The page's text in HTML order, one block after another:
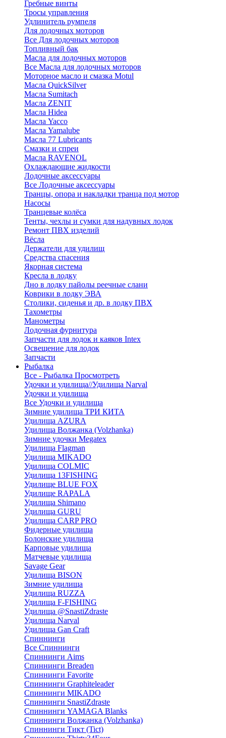
Гребные винты
Тросы управления
Удлинитель румпеля
Для лодочных моторов
Все Для лодочных моторов
Топливный бак
Масла для лодочных моторов
Все Масла для лодочных моторов
Моторное масло и смазка Motul
Масла QuickSilver
Масла Sumitach
Масла ZENIT
Масла Hidea
Масла Yacco
Масла Yamalube
Масла 77 Lubricants
Смазки и спреи
Масла RAVENOL
Охлаждающие жидкости
Лодочные аксессуары
Все Лодочные аксессуары
Транцы, опора и накладки транца под мотор
Насосы
Транцевые колёса
Тенты, чехлы и сумки для надувных лодок
Ремонт ПВХ изделий
Вёсла
Держатели для удилищ
Средства спасения
Якорная система
Кресла в лодку
Дно в лодку пайолы реечные слани
Коврики в лодку ЭВА
Столики, сиденья и др. в лодку ПВХ
Тахометры
Манометры
Лодочная фурнитура
Запчасти для лодок и каяков Intex
Освещение для лодок
Запчасти
Рыбалка
Все - Рыбалка Просмотреть
Удочки и удилища//Удилища Narval
Удочки и удилища
Все Удочки и удилища
Зимние удилища ТРИ КИТА
Удилища AZURA
Удилища Волжанка (Volzhanka)
Зимние удочки Megatex
Удилища Flagman
Удилища MIKADO
Удилища COLMIC
Удилища 13FISHING
Удилище BLUE FOX
Удилище RAPALA
Удилища Shimano
Удилища GURU
Удилища CARP PRO
Фидерные удилища
Болонские удилища
Карповые удилища
Матчевые удилища
Savage Gear
Удилища BISON
Зимние удилища
Удилища RUZZA
Удилища F-FISHING
Удилища @SnastiZdraste
Удилища Narval
Удилища Gan Craft
Спиннинги
Все Спиннинги
Спиннинги Aims
Спиннинги Breaden
Спиннинги Favorite
Спиннинги Graphiteleader
Спиннинги MIKADO
Спиннинги SnastiZdraste
Спиннинги YAMAGA Blanks
Спиннинги Волжанка (Volzhanka)
Спиннинги Тикт (Tict)